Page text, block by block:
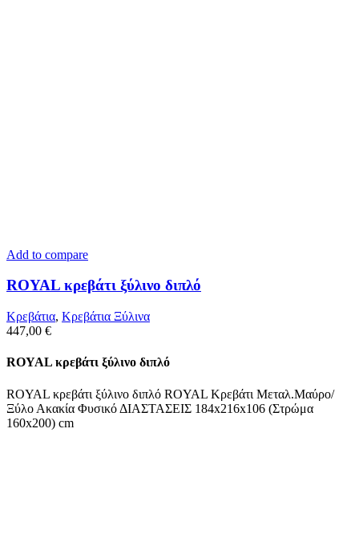
Add to compare
ROYAL κρεβάτι ξύλινο διπλό
Κρεβάτια, Κρεβάτια Ξύλινα
447,00 €
ROYAL κρεβάτι ξύλινο διπλό
ROYAL κρεβάτι ξύλινο διπλό ROYAL Κρεβάτι Μεταλ.Μαύρο/
Ξύλο Ακακία Φυσικό ΔΙΑΣΤΑΣΕΙΣ 184x216x106 (Στρώμα
160x200) cm